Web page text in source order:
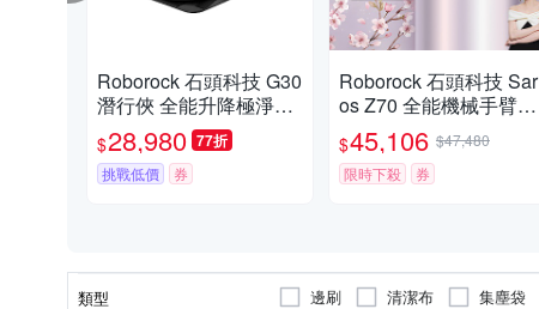
Roborock 石頭科技 G30
潛行俠 全能升降極淨王
者 (智慧升降全域LDS/
超薄7.98/聲波恆濕拖地/
22000Pa)
$28,980 77折
挑戰低價 券
Roborock 石頭科技 Sar
os Z70 全能機械手臂旗
艦掃拖王者(機械手臂/零
纏繞/22000Pa/7.98超薄/
80度熱洗)
$45,106 $47,480
限時下殺
券
類型 邊刷 清潔布 集塵袋